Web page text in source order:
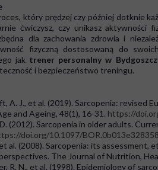
który prędzej czy później dotknie
ćwiczysz, czy unikasz aktywności
dla zachowania zdrowia i
fizyczną dostosowaną do
jak trener personalny w
i bezpieczeństwo treningu.
A. J., et al. (2019). Sarcopenia: revised
and Ageing, 48(1), 16-31. https://
(2012). Sarcopenia in older adults.
doi.org/10.1097/
et al. (2008). Sarcopenia: its assessment,
The Journal of Nutrition,
R. N., et al. (1998). Epidemiology of